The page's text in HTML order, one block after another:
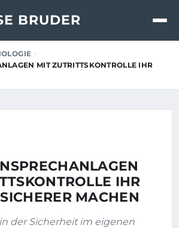
BRUDER
MIT ZUTRITTSKONTROLLE IHR
IHR
MACHEN
der Sicherheit im eigenen